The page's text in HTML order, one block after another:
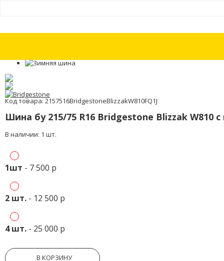
Код товара: 2157516BridgestoneBlizzakW810FQ1J
Шина бу 215/75 R16 Bridgestone Blizzak W810
В наличии: 1 шт.
1шт - 7 500 р
2 шт. - 12 500 р
4 шт. - 25 000 р
В КОРЗИНУ